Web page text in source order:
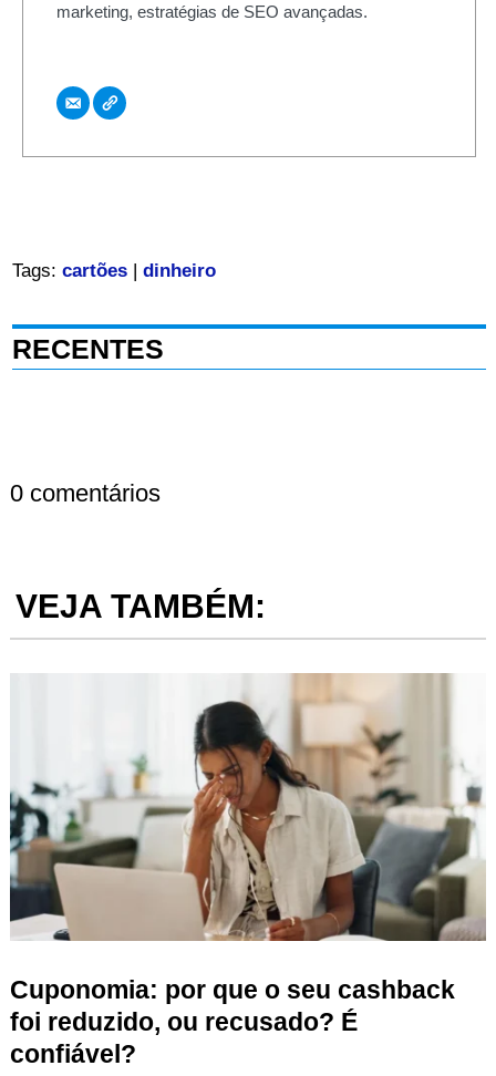
marketing, estratégias de SEO avançadas.
Tags: cartões| dinheiro
RECENTES
0 comentários
VEJA TAMBÉM:
Cuponomia: por que o seu cashback
foi reduzido, ou recusado? É
confiável?